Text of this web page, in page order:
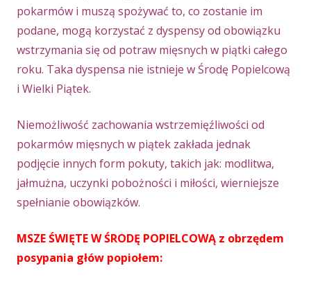
pokarmów i muszą spożywać to, co zostanie im
podane, mogą korzystać z dyspensy od obowiązku
wstrzymania się od potraw mięsnych w piątki całego
roku. Taka dyspensa nie istnieje w Środę Popielcową
i Wielki Piątek.
Niemożliwość zachowania wstrzemięźliwości od
pokarmów mięsnych w piątek zakłada jednak
podjęcie innych form pokuty, takich jak: modlitwa,
jałmużna, uczynki pobożności i miłości, wierniejsze
spełnianie obowiązków.
MSZE ŚWIĘTE W ŚRODĘ POPIELCOWĄ z obrzędem
posypania głów popiołem: